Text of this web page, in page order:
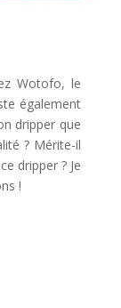
Wotofo, le
également
dripper que
? Mérite-il
dripper ? Je
!